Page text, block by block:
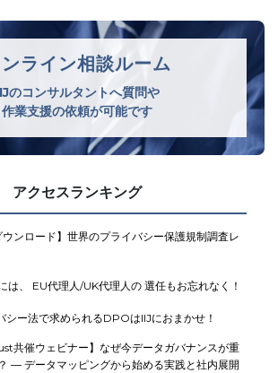
ライン相談ルーム
のコンサルタントへ質問や
作業支援の依頼が可能です
アクセスランキング
ウンロード】世界のプライバシー保護規制調査レ
は、 EU代理人/UK代理人の 選任もお忘れなく！
シー法で求められるDPOはIIJにおまかせ！
共催ウェビナー】なぜ今データガバナンスが重
― データマッピングから始める実践と社内展開